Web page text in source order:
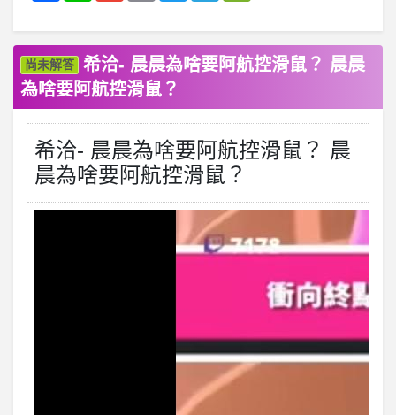
尚未解答
希洽- 晨晨為啥要阿航控滑鼠？ 晨晨
為啥要阿航控滑鼠？
希洽- 晨晨為啥要阿航控滑鼠？ 晨
晨為啥要阿航控滑鼠？